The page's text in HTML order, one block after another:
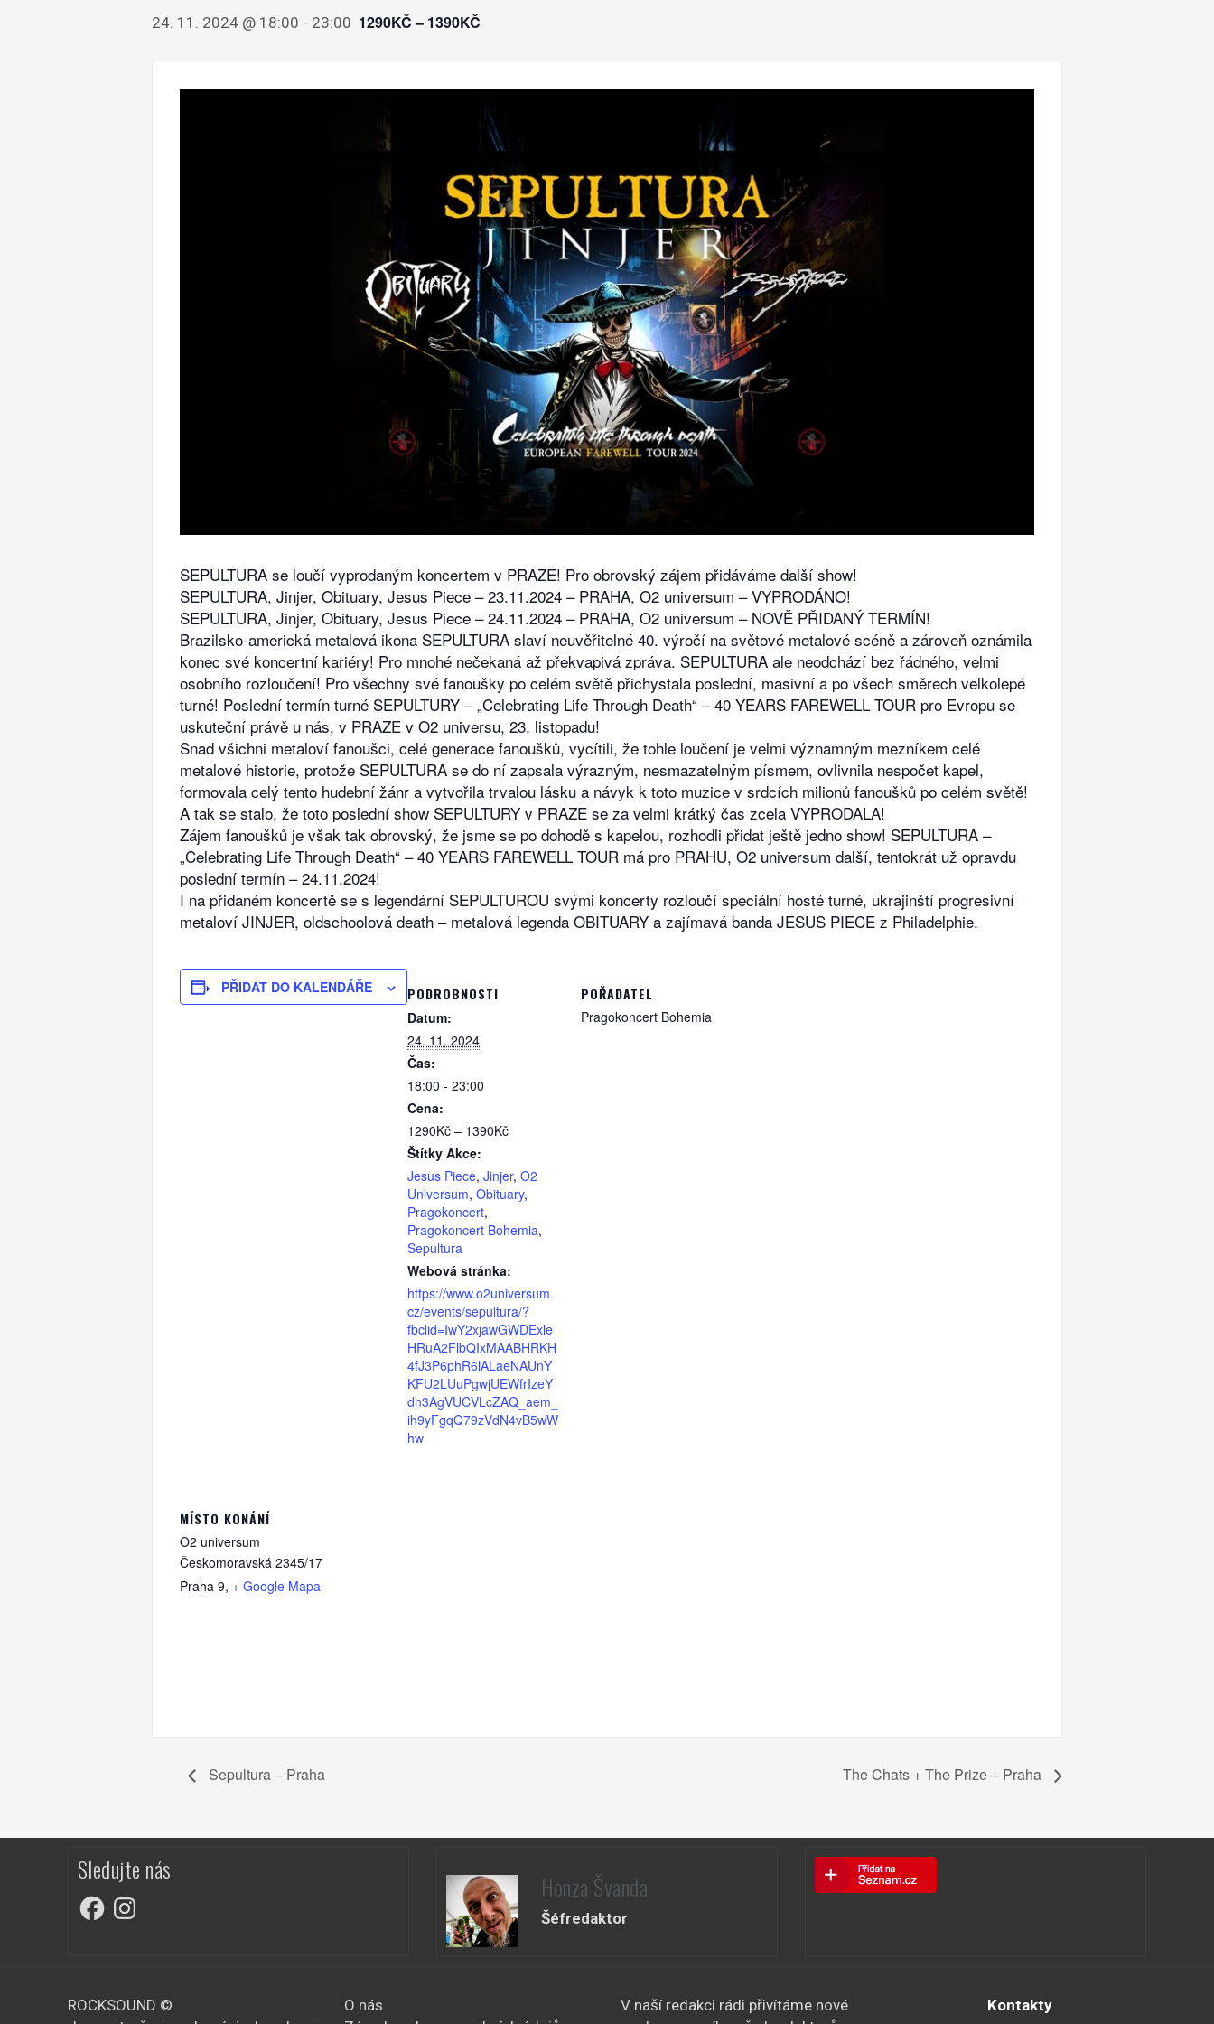
24. 11. 2024 @ 18:00 - 23:00 1290KČ – 1390KČ
SEPULTURA se loučí vyprodaným koncertem v PRAZE! Pro obrovský zájem přidáváme další show!
SEPULTURA, Jinjer, Obituary, Jesus Piece – 23.11.2024 – PRAHA, O2 universum – VYPRODÁNO!
SEPULTURA, Jinjer, Obituary, Jesus Piece – 24.11.2024 – PRAHA, O2 universum – NOVĚ PŘIDANÝ TERMÍN!
Brazilsko-americká metalová ikona SEPULTURA slaví neuvěřitelné 40. výročí na světové metalové scéně a zároveň oznámila
konec své koncertní kariéry! Pro mnohé nečekaná až překvapivá zpráva. SEPULTURA ale neodchází bez řádného, velmi
osobního rozloučení! Pro všechny své fanoušky po celém světě přichystala poslední, masivní a po všech směrech velkolepé
turné! Poslední termín turné SEPULTURY – „Celebrating Life Through Death“ – 40 YEARS FAREWELL TOUR pro Evropu se
uskuteční právě u nás, v PRAZE v O2 universu, 23. listopadu!
Snad všichni metaloví fanoušci, celé generace fanoušků, vycítili, že tohle loučení je velmi významným mezníkem celé
metalové historie, protože SEPULTURA se do ní zapsala výrazným, nesmazatelným písmem, ovlivnila nespočet kapel,
formovala celý tento hudební žánr a vytvořila trvalou lásku a návyk k toto muzice v srdcích milionů fanoušků po celém světě!
A tak se stalo, že toto poslední show SEPULTURY v PRAZE se za velmi krátký čas zcela VYPRODALA!
Zájem fanoušků je však tak obrovský, že jsme se po dohodě s kapelou, rozhodli přidat ještě jedno show! SEPULTURA –
„Celebrating Life Through Death“ – 40 YEARS FAREWELL TOUR má pro PRAHU, O2 universum další, tentokrát už opravdu
poslední termín – 24.11.2024!
I na přidaném koncertě se s legendární SEPULTUROU svými koncerty rozloučí speciální hosté turné, ukrajinští progresivní
metaloví JINJER, oldschoolová death – metalová legenda OBITUARY a zajímavá banda JESUS PIECE z Philadelphie.
PŘIDAT DO KALENDÁŘE PODROBNOSTI
Datum:
24. 11. 2024
Čas:
18:00 - 23:00
Cena:
1290Kč – 1390Kč
Štítky Akce:
Jesus Piece, Jinjer, O2
Universum, Obituary,
Pragokoncert,
Pragokoncert Bohemia,
Sepultura
Webová stránka:
https://www.o2universum.
cz/events/sepultura/?
fbclid=IwY2xjawGWDExle
HRuA2FlbQIxMAABHRKH
4fJ3P6phR6lALaeNAUnY
KFU2LUuPgwjUEWfrIzeY
dn3AgVUCVLcZAQ_aem_
ih9yFgqQ79zVdN4vB5wW
hw
POŘADATEL
Pragokoncert Bohemia
MÍSTO KONÁNÍ
O2 universum
Českomoravská 2345/17
Praha 9, + Google Mapa
Sepultura – Praha The Chats + The Prize – Praha
Sledujte nás
FacebookInstagram Honza Švanda
Šéfredaktor
ROCKSOUND ©
O nás
V naší redakci rádi přivítáme nové
Kontakty